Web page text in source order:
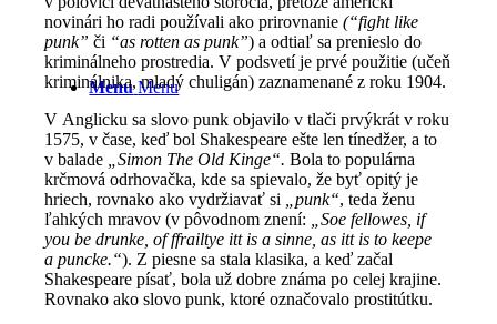
Menu Menu
novinári ho radi používali ako prirovnanie(“fight like
punk” či “as rotten as punk”) a odtiaľ sa prenieslo do
kriminálneho prostredia. V podsvetí je prvé použitie (učeň
kriminálnika, mladý chuligán) zaznamenané z roku 1904.
V Anglicku sa slovo punk objavilo v tlači prvýkrát v roku
1575, v čase, keď bol Shakespeare ešte len tínedžer, a to
v balade
„Simon The Old Kinge“. Bola to populárna
krčmová odrhovačka, kde sa spievalo, že byť opitý je
hriech, rovnako ako vydržiavať si
„punk“, teda ženu
ľahkých mravov (v pôvodnom znení:
„Soe fellowes, if
you be drunke, of ffrailtye itt is a sinne, as itt is to keepe
a puncke.“). Z piesne sa stala klasika, a keď začal
Shakespeare písať, bola už dobre známa po celej krajine.
Rovnako ako slovo punk, ktoré označovalo prostitútku.